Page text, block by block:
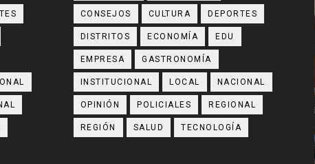
CONSEJOS CULTURA DEPORTES
DISTRITOS ECONOMÍA EDU
EMPRESA GASTRONOMÍA
INSTITUCIONAL LOCAL NACIONAL
OPINIÓN POLICIALES REGIONAL
REGIÓN SALUD TECNOLOGÍA